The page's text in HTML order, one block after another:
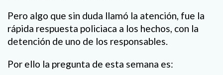
Pero algo que sin duda llamó la atención, fue la
rápida respuesta policiaca a los hechos, con la
detención de uno de los responsables.
Por ello la pregunta de esta semana es: